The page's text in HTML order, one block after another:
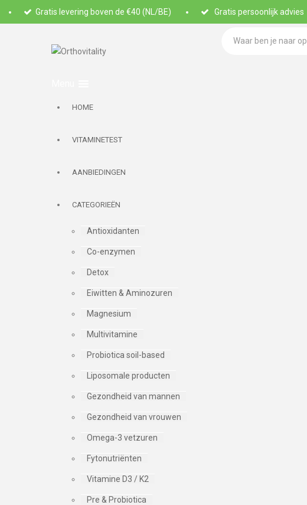
Gratis levering boven de €40 (NL/BE) Gratis persoonlijk advies
HOME
VITAMINETEST
AANBIEDINGEN
CATEGORIEËN
Antioxidanten
Co-enzymen
Detox
Eiwitten & Aminozuren
Magnesium
Multivitamine
Probiotica soil-based
Liposomale producten
Gezondheid van mannen
Gezondheid van vrouwen
Omega-3 vetzuren
Fytonutriënten
Vitamine D3 / K2
Pre & Probiotica